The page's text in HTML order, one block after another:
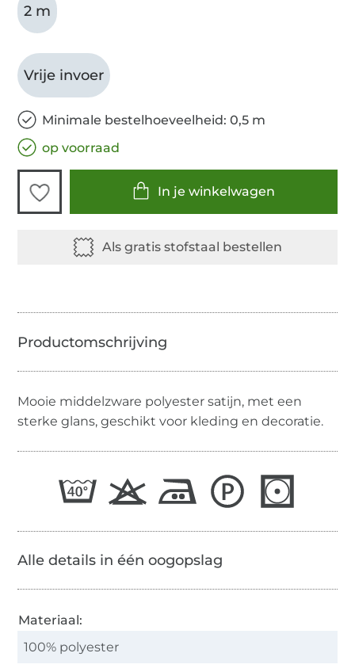
2 m
Vrije invoer
Minimale bestelhoeveelheid: 0,5 m
op voorraad
In je winkelwagen
Mooie middelzware polyester satijn, met een
sterke glans, geschikt voor kleding en decoratie.
Alle details in één oogopslag
Materiaal:
100% polyester